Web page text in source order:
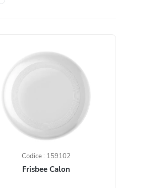
Codice : 159102
Frisbee Calon